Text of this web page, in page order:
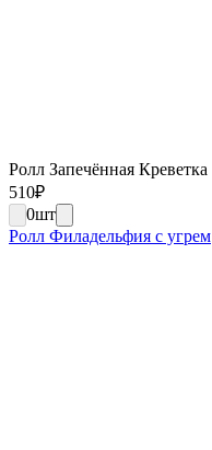
Ролл Запечённая Креветка
510₽
0шт
Ролл Филадельфия с угрем